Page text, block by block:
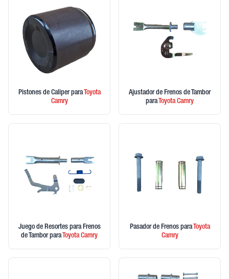
Pistones de Caliper para Toyota
Camry
Ajustador de Frenos de Tambor
para ToyotaCamry
Juego de Resortes para Frenos
de Tambor para ToyotaCamry
Pasador de Frenos para Toyota
Camry